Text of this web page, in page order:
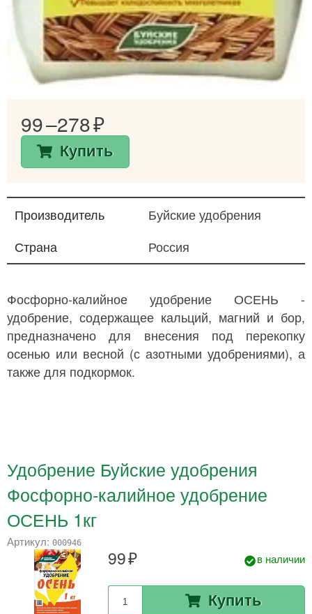
99 –278
Купить
Производитель
Буйские удобрения
Страна
Россия
Фосфорно-калийное удобрение ОСЕНЬ -
удобрение, содержащее кальций, магний и бор,
предназначено для внесения под перекопку
осенью или весной (с азотными удобрениями), а
также для подкормок.
Удобрение Буйские удобрения
Фосфорно-калийное удобрение
ОСЕНЬ 1кг
Артикул: 000946
99 в наличии
Купить